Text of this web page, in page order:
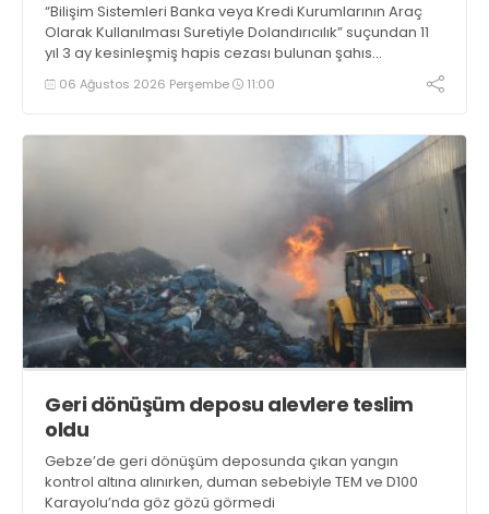
“Bilişim Sistemleri Banka veya Kredi Kurumlarının Araç
Olarak Kullanılması Suretiyle Dolandırıcılık” suçundan 11
yıl 3 ay kesinleşmiş hapis cezası bulunan şahıs
yakalandı
06 Ağustos 2026 Perşembe 11:00
Geri dönüşüm deposu alevlere teslim
oldu
Gebze’de geri dönüşüm deposunda çıkan yangın
kontrol altına alınırken, duman sebebiyle TEM ve D100
Karayolu’nda göz gözü görmedi